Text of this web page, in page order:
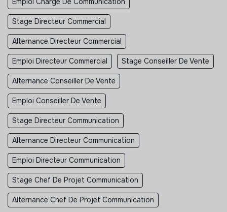
Stage Directeur Commercial
Alternance Directeur Commercial
Emploi Directeur Commercial Stage Conseiller De Vente
Alternance Conseiller De Vente
Emploi Conseiller De Vente
Stage Directeur Communication
Alternance Directeur Communication
Emploi Directeur Communication
Stage Chef De Projet Communication
Alternance Chef De Projet Communication